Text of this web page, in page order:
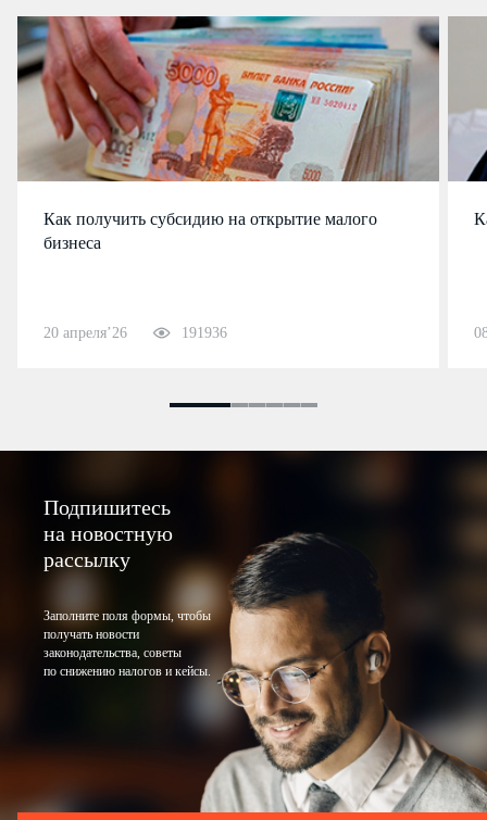
Как получить субсидию на открытие малого
бизнеса
20 апреля’26 191936
Подпишитесь
на новостную
рассылку
Заполните поля формы, чтобы
получать новости
законодательства, советы
по снижению налогов и кейсы.